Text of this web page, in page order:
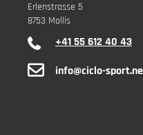
Erlenstrasse 5
8753 Mollis
+41 55 612 40 43
info@ciclo-